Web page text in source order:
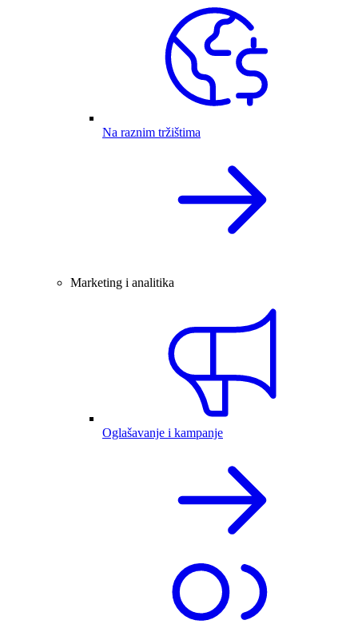
Na raznim tržištima
Marketing i analitika
Oglašavanje i kampanje